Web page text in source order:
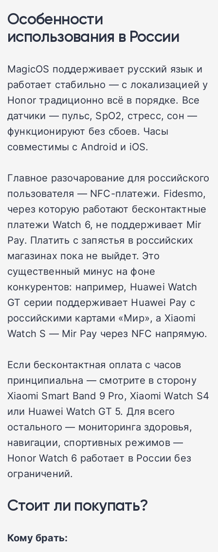
Особенности
использования в России
MagicOS поддерживает русский язык и
работает стабильно — с локализацией у
Honor традиционно всё в порядке. Все
датчики — пульс, SpO2, стресс, сон —
функционируют без сбоев. Часы
совместимы с Android и iOS.
Главное разочарование для российского
пользователя — NFC-платежи. Fidesmo,
через которую работают бесконтактные
платежи Watch 6, не поддерживает Mir
Pay. Платить с запястья в российских
магазинах пока не выйдет. Это
существенный минус на фоне
конкурентов: например, Huawei Watch
GT серии поддерживает Huawei Pay с
российскими картами «Мир», а Xiaomi
Watch S — Mir Pay через NFC напрямую.
Если бесконтактная оплата с часов
принципиальна — смотрите в сторону
Xiaomi Smart Band 9 Pro, Xiaomi Watch S4
или Huawei Watch GT 5. Для всего
остального — мониторинга здоровья,
навигации, спортивных режимов —
Honor Watch 6 работает в России без
ограничений.
Стоит ли покупать?
Кому брать: